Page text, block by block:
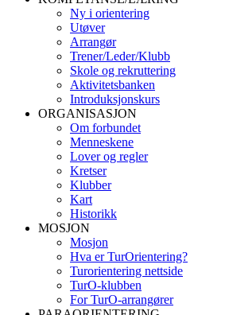
Ny i orientering
Utøver
Arrangør
Trener/Leder/Klubb
Skole og rekruttering
Aktivitetsbanken
Introduksjonskurs
ORGANISASJON
Om forbundet
Menneskene
Lover og regler
Kretser
Klubber
Kart
Historikk
MOSJON
Mosjon
Hva er TurOrientering?
Turorientering nettside
TurO-klubben
For TurO-arrangører